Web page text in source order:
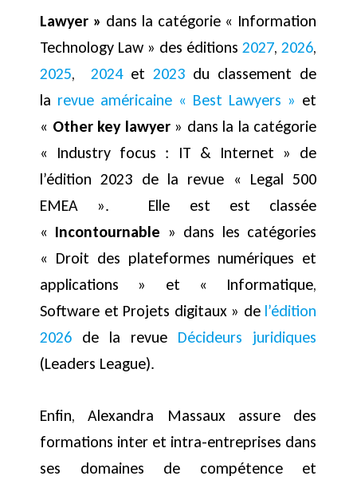
Lawyer » dans la catégorie « Information
Technology Law » des éditions2027,2026,
2025,2024et2023 du classement de
la revue américaine « Best Lawyers » et
« Other key lawyer» dans la la catégorie
« Industry focus : IT & Internet » de
l’édition 2023 de la revue « Legal 500
EMEA ». Elle est est classée
« Incontournable » dans les catégories
« Droit des plateformes numériques et
applications » et « Informatique,
Software et Projets digitaux » de l’édition
2026 de la revue Décideurs juridiques
(Leaders League).
Enfin, Alexandra Massaux assure des
formations inter et intra-entreprises dans
ses domaines de compétence et